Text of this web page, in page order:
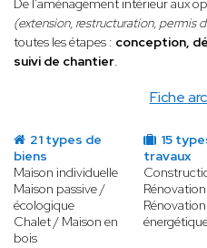
Fiche
De l’aménagement intérieur aux
(extension, restructuration, permis
toutes les étapes : conception,
suivi de chantier.
21 types de
biens
Maison individuelle
Maison passive /
écologique
Chalet / Maison en
bois
15
travaux
Rénovation
Rénovation